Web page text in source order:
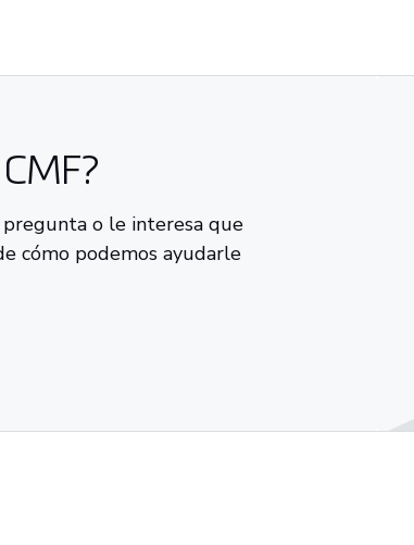
o le interesa que
cómo podemos ayudarle